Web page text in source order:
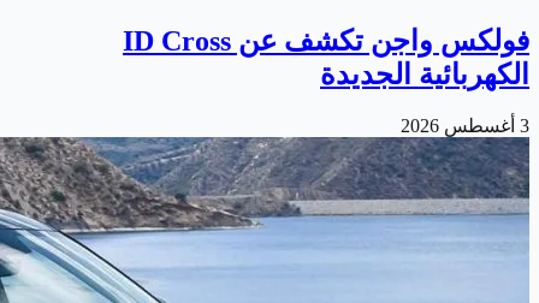
فولكس واجن تكشف عن ID Cross
الكهربائية الجديدة
3 أغسطس 2026